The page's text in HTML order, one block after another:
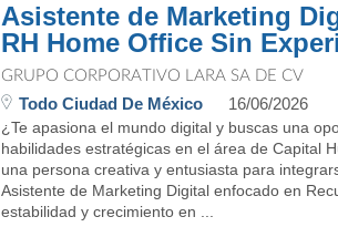
Asistente de Marketing
RH Home Office Sin
GRUPO CORPORATIVO LARA SA DE CV
Todo Ciudad De México 16/06/2026
¿Te apasiona el mundo digital y buscas una
habilidades estratégicas en el área de Capital
una persona creativa y entusiasta para
Asistente de Marketing Digital enfocado en
estabilidad y crecimiento en ...